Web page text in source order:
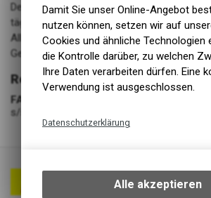
Der Maxxis Rekon ist ein sehr voluminöser
täglichen Tour verwenden kannst, eifrig im
AllMountain shredden kannst, aber auch
Gelände bewältigt.
Reifen Fahrrad
FARBE
s/s
Damit Sie unser Online-Angebot
nutzen können, setzen wir auf
Cookies und ähnliche Technologien
die Kontrolle darüber, zu welchen
Ihre Daten verarbeiten dürfen. Eine
Verwendung ist ausgeschlossen.
Datenschutzerklärung
bestimmte
Einstellungen auf
Alle akzeptieren